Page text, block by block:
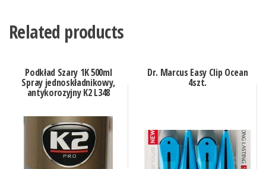
Related products
Podkład Szary 1K 500ml
Spray jednoskładnikowy,
antykorozyjny K2 L348
Dr. Marcus Easy Clip Ocean
4szt.